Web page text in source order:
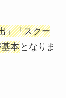
」「スクー
本となりま